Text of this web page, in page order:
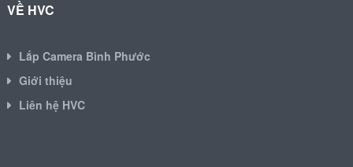
VỀ HVC
Lắp Camera Bình Phước
Giới thiệu
Liên hệ HVC